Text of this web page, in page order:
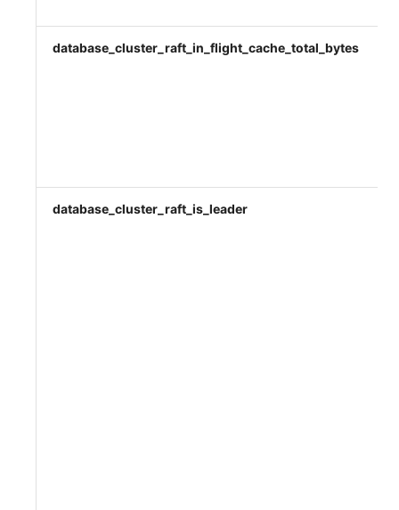
database_cluster_raft_in_flight_cache_total_bytes
database_cluster_raft_is_leader